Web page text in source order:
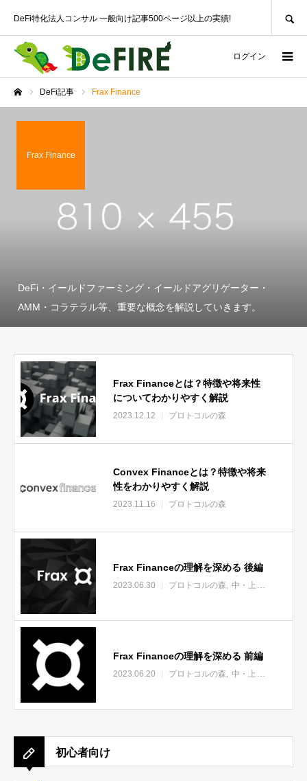
DeFi特化法人コンサル 一般向け記事500ページ以上の実績!
ログイン
DeFi記事 Frax Finance
Frax Finance
DeFi・イールドファーミング・イールドアグリゲーター・
AMM・コラテラル等、重要な概念を解説していきます。
Frax Financeとは？特徴や将来性
についてわかりやすく解説
2023.12.12 プロトコルの森
Convex Financeとは？特徴や将来
性をわかりやすく解説
2023.11.16 プロトコルの森
Frax Financeの理解を深める 後編
2023.06.30 プロトコルの森 中・上級者向け
Frax Financeの理解を深める 前編
2023.06.20 プロトコルの森 中・上級者向け
初心者向け